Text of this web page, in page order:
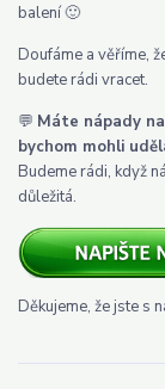
balení 🙂
Doufáme a věříme,
budete rádi vracet.
💬 Máte nápady
bychom mohli
Budeme rádi, když
důležitá.
Děkujeme, že jste s